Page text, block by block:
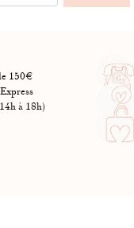
150€
à 18h)